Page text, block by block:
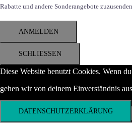
Rabatte und andere Sonderangebote
ANMELDEN
SCHLIESSEN
Diese Website benutzt Cookies. Wenn
gehen wir von deinem Einverständnis
DATENSCHUTZERKLÄRUNG